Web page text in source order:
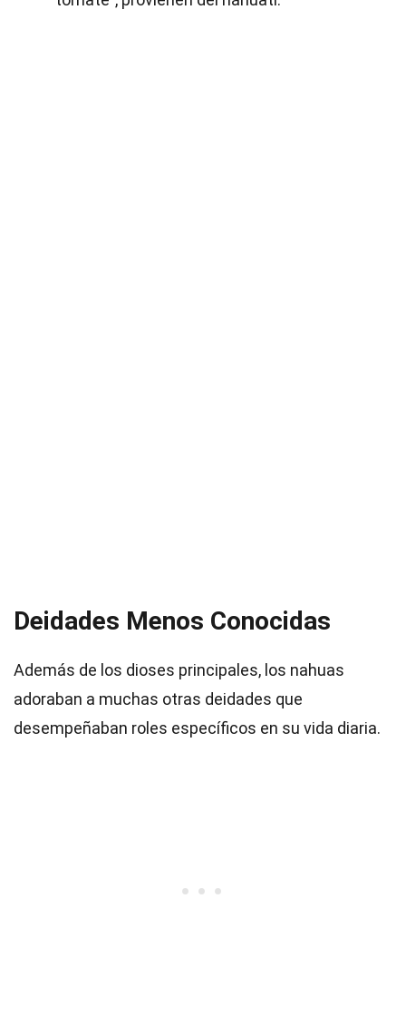
Deidades Menos Conocidas
Además de los dioses principales, los nahuas
adoraban a muchas otras deidades que
desempeñaban roles específicos en su vida diaria.